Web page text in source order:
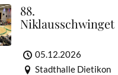
88.
Niklausschwinget
05.12.2026
Stadthalle Dietikon